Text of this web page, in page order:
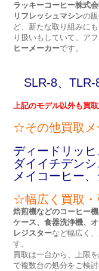
ラッキーコーヒー株式
リフレッシュマシンの
ど、新たな取り組みに
り扱いもしていて、ア
ヒーメーカーです。
SLR-8、
上記のモデル以外も買
☆その他買取メ
ディードリッヒ
ダイイチデン
メイコーヒー
☆幅広く買取・
焙煎機などのコーヒー
ケース、食器洗浄機、
レジスターなど幅広く、
す。
買取は一台から、上限
で複数台の処分をご検